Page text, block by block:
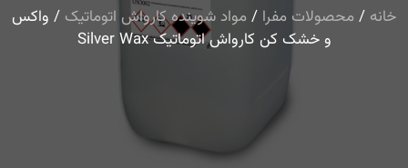
خانه / محصولات مفرا / مواد شوینده کارواش اتوماتیک / واکس
و خشک کن کارواش اتوماتیک Silver Wax